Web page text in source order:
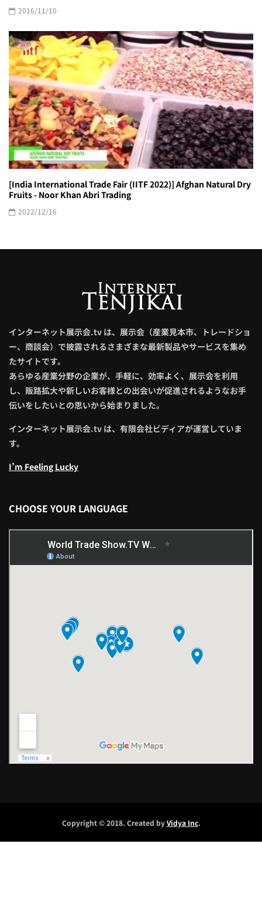
2016/11/10
[India International Trade Fair (IITF 2022)] Afghan Natural Dry
Fruits - Noor Khan Abri Trading
2022/12/16
インターネット展示会.tv は、展示会（産業見本市、トレードショ
ー、商談会）で披露されるさまざまな最新製品やサービスを集め
たサイトです。
あらゆる産業分野の企業が、手軽に、効率よく、展示会を利用
し、販路拡大や新しいお客様との出会いが促進されるようなお手
伝いをしたいとの思いから始まりました。
インターネット展示会.tv は、有限会社ビディアが運営していま
す。
I’m Feeling Lucky
CHOOSE YOUR LANGUAGE
Copyright © 2018. Created byVidya Inc.